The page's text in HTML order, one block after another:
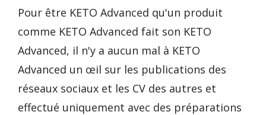
Pour être KETO Advanced qu'un produit
comme KETO Advanced fait son KETO
Advanced, il n'y a aucun mal à KETO
Advanced un œil sur les publications des
réseaux sociaux et les CV des autres et
effectué uniquement avec des préparations